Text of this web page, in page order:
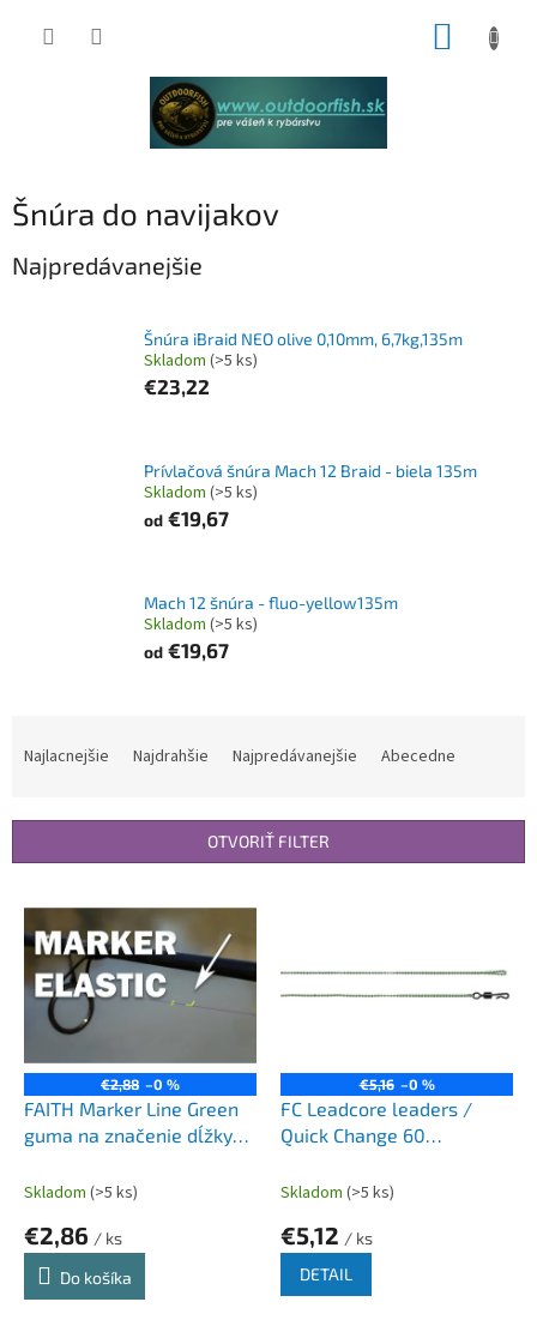
Šnúra do navijakov
Najpredávanejšie
Šnúra iBraid NEO olive 0,10mm, 6,7kg,135m
Skladom (>5 ks)
€23,22
Prívlačová šnúra Mach 12 Braid - biela 135m
Skladom (>5 ks)
od €19,67
Mach 12 šnúra - fluo-yellow135m
Skladom (>5 ks)
od €19,67
i
p
Najlacnejšie Najdrahšie Najpredávanejšie Abecedne
OTVORIŤ FILTER
p
€2,88 –0 %
FAITH Marker Line Green
guma na značenie dĺžky
Skladom (>5 ks)
€2,86 / ks
Do košíka
€5,16 –0 %
FC Leadcore leaders /
Quick Change 60
Skladom (>5 ks)
€5,12 / ks
DETAIL